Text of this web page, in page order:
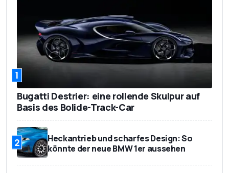
1
Bugatti Destrier: eine rollende Skulpur auf
Basis des Bolide-Track-Car
2
Heckantrieb und scharfes Design: So
könnte der neue BMW 1er aussehen